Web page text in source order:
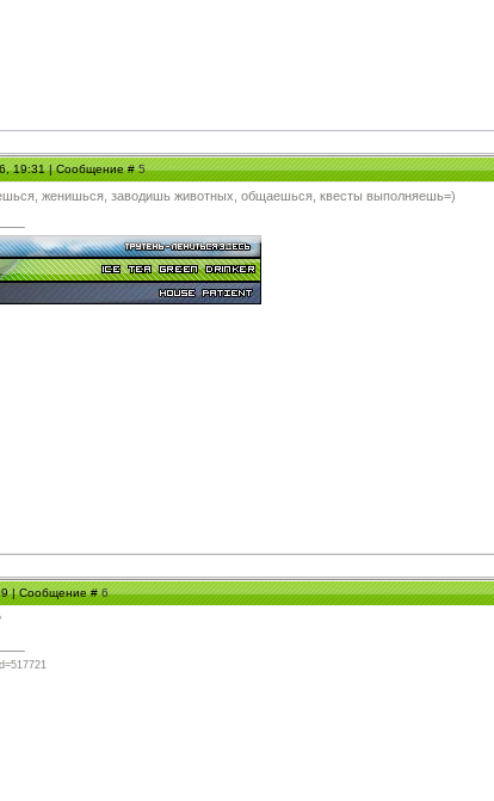
19:31 | Сообщение #5
женишься, заводишь животных, общаешься, квесты выполняешь=)
| Сообщение #6